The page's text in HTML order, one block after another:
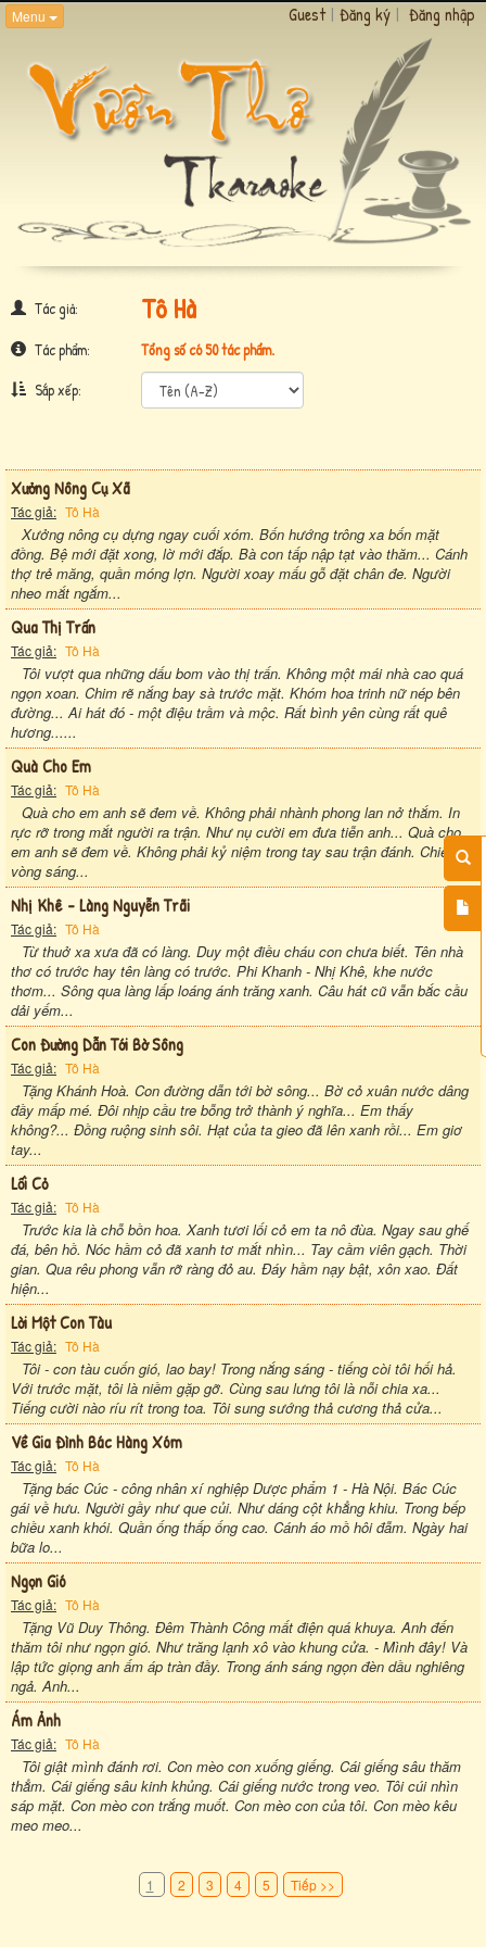
Menu Guest | Đăng ký | Đăng nhập
Tác giả: Tô Hà
Tác phẩm:
Tổng số có 50 tác phẩm.
Sắp xếp:
Xưởng Nông Cụ Xã
Tác giả: Tô Hà
Xưởng nông cụ dựng ngay cuối xóm. Bốn hướng trông xa bốn mặt
đồng. Bệ mới đặt xong, lờ mới đắp. Bà con tấp nập tạt vào thăm... Cánh
thợ trẻ măng, quần móng lợn. Người xoay mấu gỗ đặt chân đe. Người
nheo mắt ngắm...
Qua Thị Trấn
Tác giả: Tô Hà
Tôi vượt qua những dấu bom vào thị trấn. Không một mái nhà cao quá
ngọn xoan. Chim rẽ nắng bay sà trước mặt. Khóm hoa trinh nữ nép bên
đường... Ai hát đó - một điệu trầm và mộc. Rất bình yên cùng rất quê
hương......
Quà Cho Em
Tác giả: Tô Hà
Quà cho em anh sẽ đem về. Không phải nhành phong lan nở thắm. In
rực rỡ trong mắt người ra trận. Như nụ cười em đưa tiễn anh... Quà cho
em anh sẽ đem về. Không phải kỷ niệm trong tay sau trận đánh. Chiếc
vòng sáng...
Nhị Khê - Làng Nguyễn Trãi
Tác giả: Tô Hà
Từ thuở xa xưa đã có làng. Duy một điều cháu con chưa biết. Tên nhà
thơ có trước hay tên làng có trước. Phi Khanh - Nhị Khê, khe nước
thơm... Sông qua làng lấp loáng ánh trăng xanh. Câu hát cũ vẫn bắc cầu
dải yếm...
Con Đường Dẫn Tới Bờ Sông
Tác giả: Tô Hà
Tặng Khánh Hoà. Con đường dẫn tới bờ sông... Bờ cỏ xuân nước dâng
đầy mấp mé. Đôi nhịp cầu tre bỗng trở thành ý nghĩa... Em thấy
không?... Đồng ruộng sinh sôi. Hạt của ta gieo đã lên xanh rồi... Em giơ
tay...
Lối Cỏ
Tác giả: Tô Hà
Trước kia là chỗ bồn hoa. Xanh tươi lối cỏ em ta nô đùa. Ngay sau ghế
đá, bên hồ. Nóc hầm cỏ đã xanh tơ mắt nhìn... Tay cầm viên gạch. Thời
gian. Qua rêu phong vẫn rỡ ràng đỏ au. Đáy hầm nạy bật, xôn xao. Đất
hiện...
Lời Một Con Tàu
Tác giả: Tô Hà
Tôi - con tàu cuốn gió, lao bay! Trong nắng sáng - tiếng còi tôi hối hả.
Với trước mặt, tôi là niềm gặp gỡ. Cùng sau lưng tôi là nỗi chia xa...
Tiếng cười nào ríu rít trong toa. Tôi sung sướng thả cương thả cửa...
Về Gia Đình Bác Hàng Xóm
Tác giả: Tô Hà
Tặng bác Cúc - công nhân xí nghiệp Dược phẩm 1 - Hà Nội. Bác Cúc
gái về hưu. Người gầy như que củi. Như dáng cột khẳng khiu. Trong bếp
chiều xanh khói. Quần ống thấp ống cao. Cánh áo mồ hôi đẫm. Ngày hai
bữa lo...
Ngọn Gió
Tác giả: Tô Hà
Tặng Vũ Duy Thông. Đêm Thành Công mất điện quá khuya. Anh đến
thăm tôi như ngọn gió. Như trăng lạnh xô vào khung cửa. - Mình đây! Và
lập tức giọng anh ấm áp tràn đầy. Trong ánh sáng ngọn đèn dầu nghiêng
ngả. Anh...
Ám Ảnh
Tác giả: Tô Hà
Tôi giật mình đánh rơi. Con mèo con xuống giếng. Cái giếng sâu thăm
thẳm. Cái giếng sâu kinh khủng. Cái giếng nước trong veo. Tôi cúi nhìn
sáp mặt. Con mèo con trắng muốt. Con mèo con của tôi. Con mèo kêu
meo meo...
1 2 3 4 5 Tiếp >>